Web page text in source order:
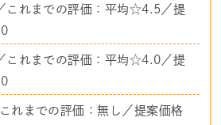
これまでの評価：平均☆4.5／提
これまでの評価：平均☆4.0／提
れまでの評価：無し／提案価格